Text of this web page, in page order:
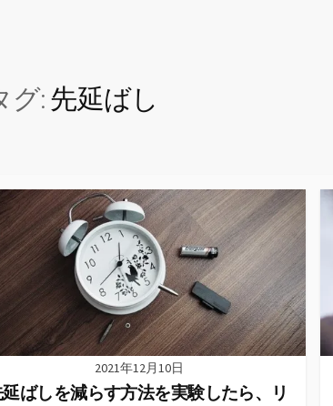
グ:先延ばし
2021年12月10日
ばしを減らす方法を実験したら、リ